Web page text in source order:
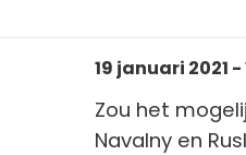
19 januari 2021 -
Zou het
Navalny en